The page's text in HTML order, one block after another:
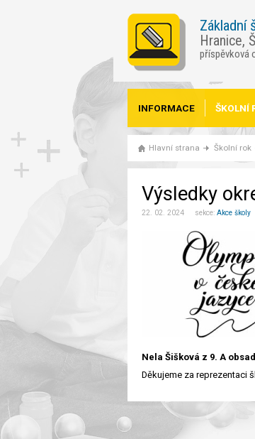
Základní
Hranice,
příspěvková
INFORMACE ŠKOLNÍ
Hlavní strana Školní rok
Výsledky
22. 02. 2024 sekce: Akce školy
Nela Šišková z 9. A
Děkujeme za reprezentaci